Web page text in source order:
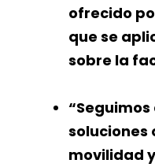
ofrecido
que se
sobre la
soluciones
movilidad